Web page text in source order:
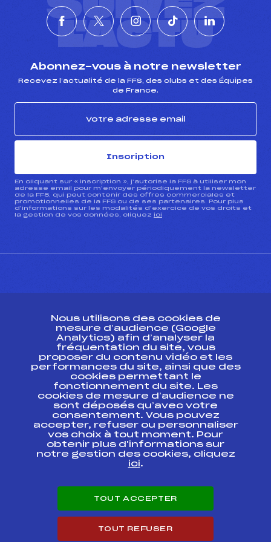
L'ACTU
Abonnez-vous à notre newsletter
Recevez l’actualité de la FFS, des clubs et des Équipes
de France.
Inscription
En cliquant sur « inscription », j’autorise la FFS à utiliser mon
adresse email pour m’envoyer périodiquement la newsletter
de la FFS, qui peut contenir des offres commerciales et
promotionnelles de la FFS ou de ses partenaires. Pour plus
d’informations sur les modalités d’exercice de vos droits et
la gestion de vos données, cliquez ici
Ressources
Pass’Neige
Projet sportif fédéral
Projet de performance fédéral
Antidopage
Pôle Développement, Formation, Suivi
Scientifique
Listes ministérielles
Pôle vie de l’athlète
Enseignement professionnel
Carrières
Nous utilisons des cookies de
mesure d’audience (Google
Analytics) afin d’analyser la
fréquentation du site, vous
proposer du contenu vidéo et les
performances du site, ainsi que des
cookies permettant le
fonctionnement du site. Les
cookies de mesure d’audience ne
sont déposés qu’avec votre
consentement. Vous pouvez
accepter, refuser ou personnaliser
vos choix à tout moment. Pour
obtenir plus d'informations sur
notre gestion des cookies, cliquez
ici.
TOUT ACCEPTER
TOUT REFUSER